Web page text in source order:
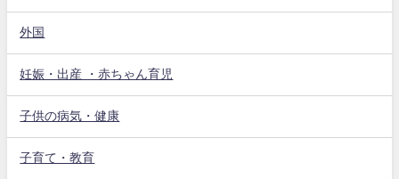
外国
妊娠・出産 ・赤ちゃん育児
子供の病気・健康
子育て・教育